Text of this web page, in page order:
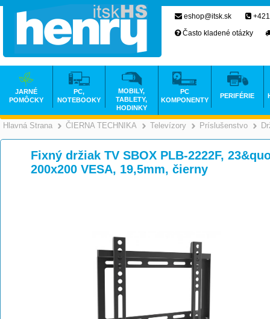
Hlavná Strana >
ČIERNA TECHNIKA >
Televízory >
Príslušenstvo
Fixný držiak TV SBOX PLB-2222F,
200x200 VESA, 19,5mm, čierny
eshop@itsk.sk
Často kladené otázky
JARNÉ
POMÔCKY
PC,
NOTEBOOKY
MOBILY,
TABLETY,
HODINKY
PC
KOMPONENTY
PERIFÉRIE